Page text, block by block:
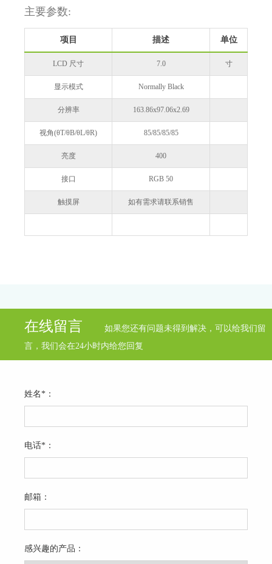
主要参数:
项目 描述 单位
LCD 尺寸 7.0 寸
显示模式 Normally Black
分辨率 163.86x97.06x2.69
视角(θT/θB/θL/θR) 85/85/85/85
亮度 400
接口 RGB 50
触摸屏 如有需求请联系销售
在线留言
如果您还有问题未得到解决，可以给我们留
言，我们会在24小时内给您回复
姓名*：
电话*：
邮箱：
感兴趣的产品：